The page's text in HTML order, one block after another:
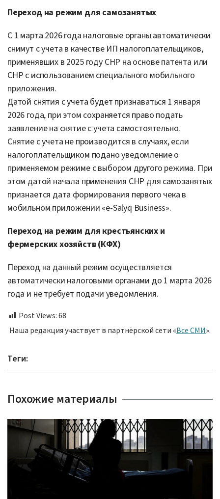
Переход на режим для самозанятых
С 1 марта 2026 года налоговые органы автоматически
снимут с учета в качестве ИП налогоплательщиков,
применявших в 2025 году СНР на основе патента или
СНР с использованием специального мобильного
приложения.
Датой снятия с учета будет признаваться 1 января
2026 года, при этом сохраняется право подать
заявление на снятие с учета самостоятельно.
Снятие с учета не производится в случаях, если
налогоплательщиком подано уведомление о
применяемом режиме с выбором другого режима. При
этом датой начала применения СНР для самозанятых
признается дата формирования первого чека в
мобильном приложении «e-Salyq Business».
Переход на режим для крестьянских и
фермерских хозяйств (КФХ)
Переход на данный режим осуществляется
автоматически налоговыми органами до 1 марта 2026
года и не требует подачи уведомления.
Post Views:68
Наша редакция участвует в партнёрской сети «Все СМИ».
Теги:
Похожие материалы